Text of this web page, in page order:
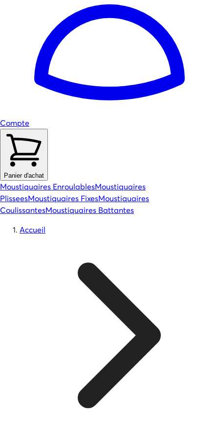
Compte
Panier d'achat
Moustiquaires EnroulablesMoustiquaires
PlisseesMoustiquaires FixesMoustiquaires
CoulissantesMoustiquaires Battantes
Accueil